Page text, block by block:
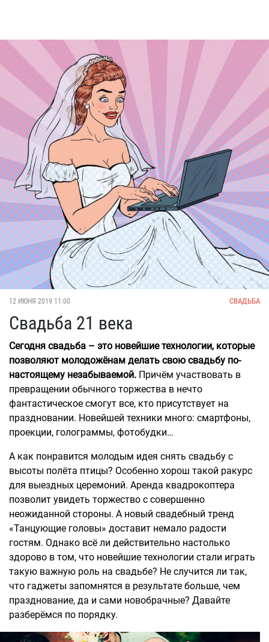
12 ИЮНЯ 2019 11:00 СВАДЬБА
Свадьба 21 века
Сегодня свадьба – это новейшие технологии, которые
позволяют молодожёнам делать свою свадьбу по-
настоящему незабываемой. Причём участвовать в
превращении обычного торжества в нечто
фантастическое смогут все, кто присутствует на
праздновании. Новейшей техники много: смартфоны,
проекции, голограммы, фотобудки…
А как понравится молодым идея снять свадьбу с
высоты полёта птицы? Особенно хорош такой ракурс
для выездных церемоний. Аренда квадрокоптера
позволит увидеть торжество с совершенно
неожиданной стороны. А новый свадебный тренд
«Танцующие головы» доставит немало радости
гостям. Однако всё ли действительно настолько
здорово в том, что новейшие технологии стали играть
такую важную роль на свадьбе? Не случится ли так,
что гаджеты запомнятся в результате больше, чем
празднование, да и сами новобрачные? Давайте
разберёмся по порядку.